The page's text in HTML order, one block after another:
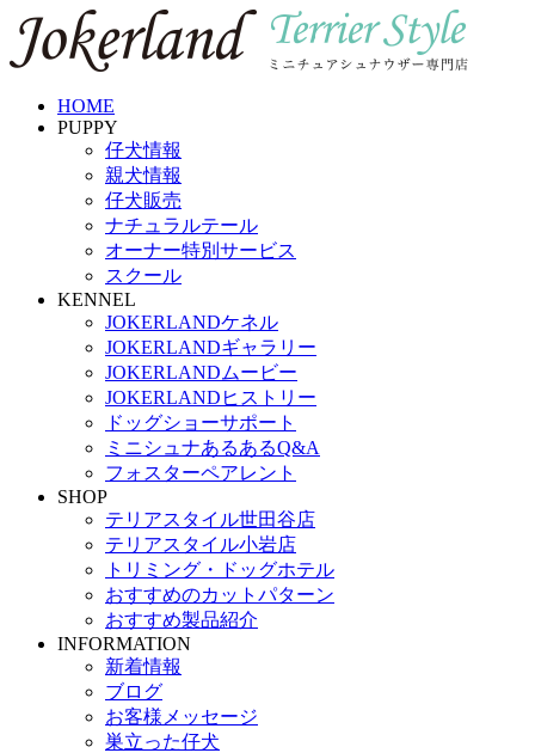
HOME
PUPPY
仔犬情報
親犬情報
仔犬販売
ナチュラルテール
オーナー特別サービス
スクール
KENNEL
JOKERLANDケネル
JOKERLANDギャラリー
JOKERLANDムービー
JOKERLANDヒストリー
ドッグショーサポート
ミニシュナあるあるQ&A
フォスターペアレント
SHOP
テリアスタイル世田谷店
テリアスタイル小岩店
トリミング・ドッグホテル
おすすめのカットパターン
おすすめ製品紹介
INFORMATION
新着情報
ブログ
お客様メッセージ
巣立った仔犬